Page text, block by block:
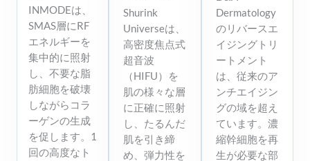
INMODEは、
SMAS層にRF
エネルギーを
集中的に照射
し、不要な脂
肪細胞を破壊
しながらコラ
ーゲンの生成
を促します。1
回の高度なト
Shurink
Universeは、
高密度焦点式
超音波
（HIFU）を
肌の様々な層
に正確に照射
し、たるんだ
肌を引き締
め、弾力性を
Dermatology
のリバースエ
イジングトリ
ートメント
は、従来のア
ンチエイジン
グの域を超え
ています。濃
縮幹細胞を再
生が必要な部